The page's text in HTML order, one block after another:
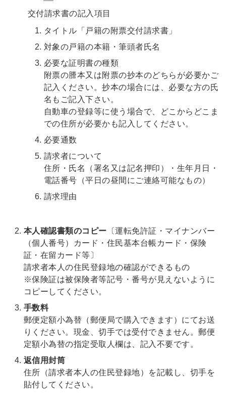
交付請求書の記入項目
タイトル「戸籍の附票交付請求書」
対象の戸籍の本籍・筆頭者氏名
必要な証明書の種類
附票の謄本又は附票の抄本のどちらが必要かご
記入ください。抄本の場合には、必要な方の氏
名もご記入下さい。
自動車の登録等に使う場合で、どこからどこま
での住所が必要かも記入してください。
必要通数
請求者について
住所・氏名（署名又は記名押印）・生年月日・
電話番号（平日の昼間にご連絡可能なもの）
請求理由
本人確認書類のコピー 〔運転免許証・マイナンバー
（個人番号）カード・住民基本台帳カード・保険
証・在留カード等〕
請求者本人の住民登録地の確認ができるもの
※保険証は被保険者等記号・番号が見えないように
コピーしてください。
手数料
郵便定額小為替（郵便局で購入できます）にてお送
りください。現金、切手では受付できません。郵便
定額小為替の指定受取人欄は、記入不要です。
返信用封筒
住所（請求者本人の住民登録地）を記載し、切手を
貼付してください。